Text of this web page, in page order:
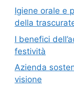
Igiene orale e
della
I benefici
festività
Azienda
visione